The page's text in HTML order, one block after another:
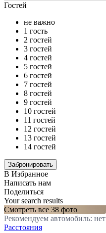
Гостей
не важно
1 гость
2 гостей
3 гостей
4 гостей
5 гостей
6 гостей
7 гостей
8 гостей
9 гостей
10 гостей
11 гостей
12 гостей
13 гостей
14 гостей
В Избранное
Написать нам
Поделиться
Your search results
Смотреть все 38 фото
Рекомендуем автомобиль: нет
Расстояния